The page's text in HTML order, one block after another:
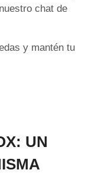
chat de
y mantén tu
UN